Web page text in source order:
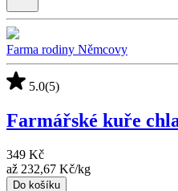
Farma rodiny Němcovy
5.0(5)
Farmářské kuře
349 Kč
až 232,67 Kč/kg
Do košíku